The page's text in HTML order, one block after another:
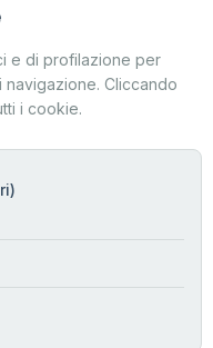
e del Made in Italy
e di profilazione per
Cliccando
i cookie.